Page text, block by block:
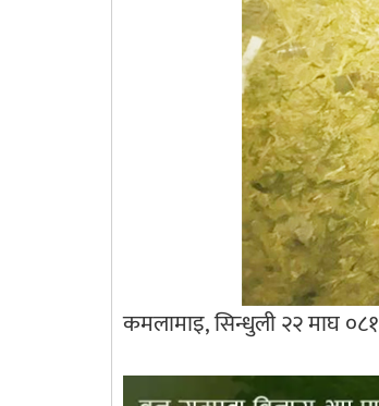
कमलामाइ, सिन्धुली २२ माघ ०८१